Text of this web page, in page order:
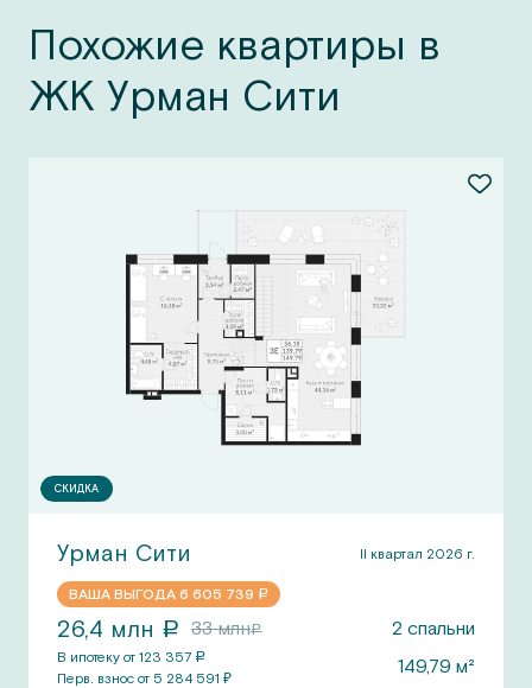
Похожие квартиры в
ЖК Урман Сити
СКИДКА
Урман Сити II квартал 2026 г.
ВАША ВЫГОДА 6 605 739 a
26,4 млн a 33млнa 2 спальни
В ипотеку от 123 357 a
Перв. взнос от 5 284 591 ₽ 149,79 м²